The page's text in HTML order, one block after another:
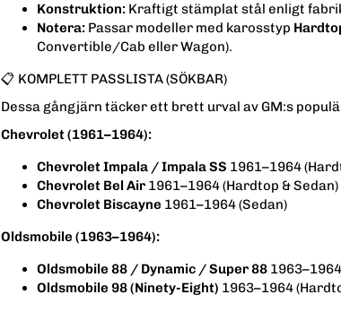
Konstruktion: Kraftigt stämplat stål enligt
Notera: Passar modeller med karosstyp
Convertible/Cab eller Wagon).
📋 KOMPLETT PASSLISTA (SÖKBAR)
Dessa gångjärn täcker ett brett urval av GM:s
Chevrolet (1961–1964):
Chevrolet Impala / Impala SS 1961–1964
Chevrolet Bel Air1961–1964 (Hardtop & Sedan)
Chevrolet Biscayne 1961–1964 (Sedan)
Oldsmobile (1963–1964):
Oldsmobile 88 / Dynamic / Super 88
Oldsmobile 98 (Ninety-Eight) 1963–1964